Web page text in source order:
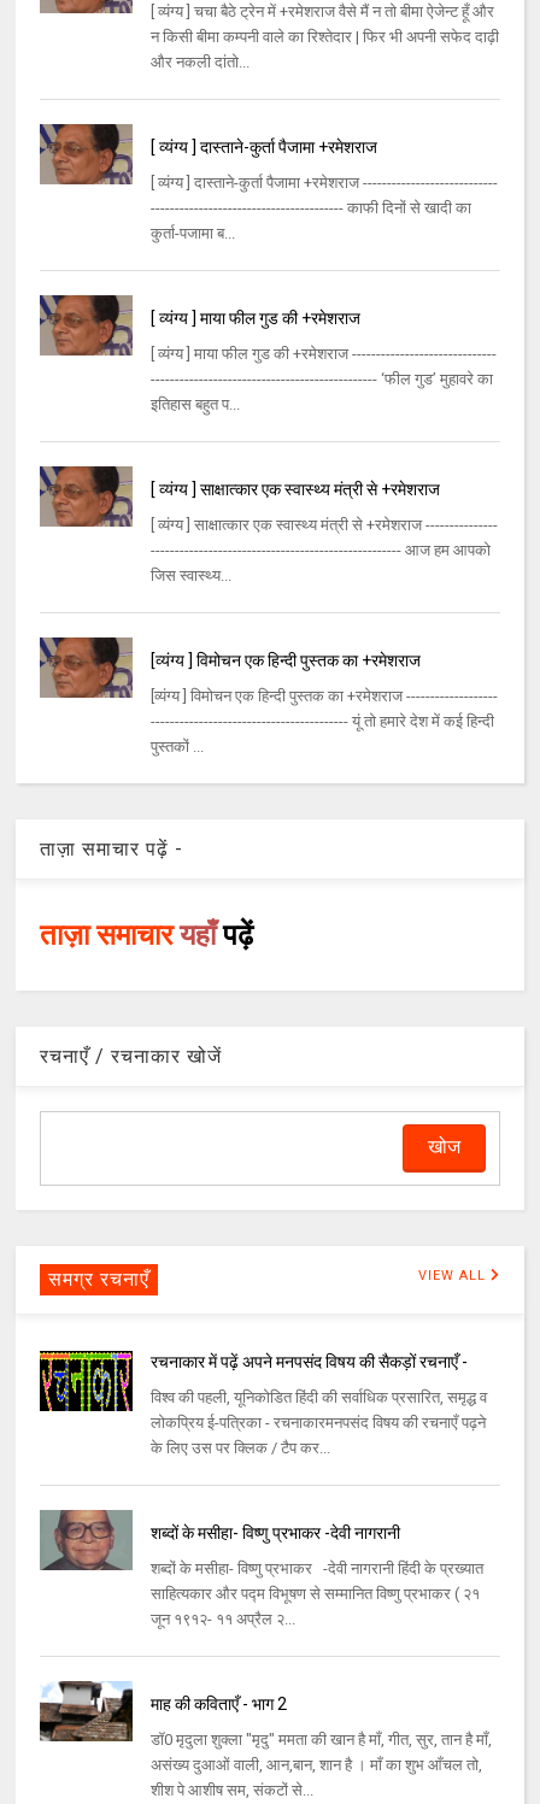
[ व्यंग्य ] चचा बैठे ट्रेन में +रमेशराज वैसे मैं न तो बीमा ऐजेन्ट हूँ और
न किसी बीमा कम्पनी वाले का रिश्तेदार | फिर भी अपनी सफेद दाढ़ी
और नकली दांतो...
[ व्यंग्य ] दास्ताने-कुर्ता पैजामा +रमेशराज
[ व्यंग्य ] दास्ताने-कुर्ता पैजामा +रमेशराज ----------------------------
---------------------------------------- काफी दिनों से खादी का
कुर्ता-पजामा ब...
[ व्यंग्य ] माया फील गुड की +रमेशराज
[ व्यंग्य ] माया फील गुड की +रमेशराज ------------------------------
----------------------------------------------- ‘फील गुड’ मुहावरे का
इतिहास बहुत प...
[ व्यंग्य ] साक्षात्कार एक स्वास्थ्य मंत्री से +रमेशराज
[ व्यंग्य ] साक्षात्कार एक स्वास्थ्य मंत्री से +रमेशराज ---------------
---------------------------------------------------- आज हम आपको
जिस स्वास्थ्य...
[व्यंग्य ] विमोचन एक हिन्दी पुस्तक का +रमेशराज
[व्यंग्य ] विमोचन एक हिन्दी पुस्तक का +रमेशराज -------------------
----------------------------------------- यूं तो हमारे देश में कई हिन्दी
पुस्तकों ...
ताज़ा समाचार पढ़ें -
ताज़ा समाचारयहाँपढ़ें
रचनाएँ / रचनाकार खोजें
समग्र रचनाएँ VIEW ALL
रचनाकार में पढ़ें अपने मनपसंद विषय की सैकड़ों रचनाएँ -
विश्व की पहली, यूनिकोडित हिंदी की सर्वाधिक प्रसारित, समृद्ध व
लोकप्रिय ई-पत्रिका - रचनाकारमनपसंद विषय की रचनाएँ पढ़ने
के लिए उस पर क्लिक / टैप कर...
शब्दों के मसीहा- विष्णु प्रभाकर -देवी नागरानी
शब्दों के मसीहा- विष्णु प्रभाकर -देवी नागरानी हिंदी के प्रख्यात
साहित्यकार और पद्म विभूषण से सम्मानित विष्णु प्रभाकर ( २१
जून १९१२- ११ अप्रैल २...
माह की कविताएँ - भाग 2
डॉ0 मृदुला शुक्ला "मृदु" ममता की खान है माँ, गीत, सुर, तान है माँ,
असंख्य दुआओं वाली, आन,बान, शान है । माँ का शुभ आँचल तो,
शीश पे आशीष सम, संकटों से...